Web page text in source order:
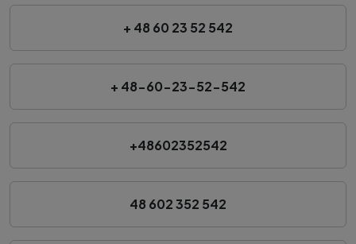
+ 48 60 23 52 542
+ 48-60-23-52-542
+48602352542
48 602 352 542